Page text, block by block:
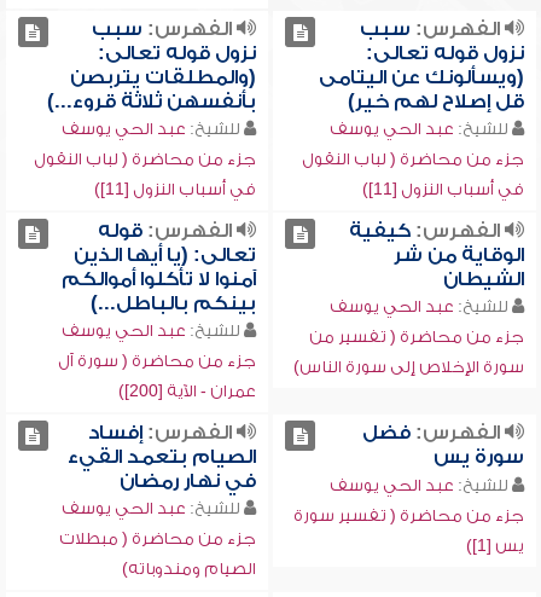
الفهرس: سبب
نزول قوله تعالى:
(ويسألونك عن اليتامى
قل إصلاح لهم خير)
للشيخ: عبد الحي يوسف
جزء من محاضرة ( لباب النقول
في أسباب النزول [11])
الفهرس: سبب
نزول قوله تعالى:
(والمطلقات يتربصن
بأنفسهن ثلاثة قروء...)
للشيخ: عبد الحي يوسف
جزء من محاضرة ( لباب النقول
في أسباب النزول [11])
الفهرس:كيفية
الوقاية من شر
الشيطان
للشيخ: عبد الحي يوسف
جزء من محاضرة ( تفسير من
سورة الإخلاص إلى سورة الناس)
الفهرس:قوله
تعالى: (يا أيها الذين
آمنوا لا تأكلوا أموالكم
بينكم بالباطل...)
للشيخ: عبد الحي يوسف
جزء من محاضرة ( سورة آل
عمران - الآية [200])
الفهرس:فضل
سورة يس
للشيخ: عبد الحي يوسف
جزء من محاضرة ( تفسير سورة
يس [1])
الفهرس:إفساد
الصيام بتعمد القيء
في نهار رمضان
للشيخ: عبد الحي يوسف
جزء من محاضرة ( مبطلات
الصيام ومندوباته)